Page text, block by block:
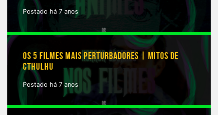
Postado há 7 anos
OS 5 FILMES MAIS PERTURBADORES | MITOS DE
CTHULHU
Postado há 7 anos